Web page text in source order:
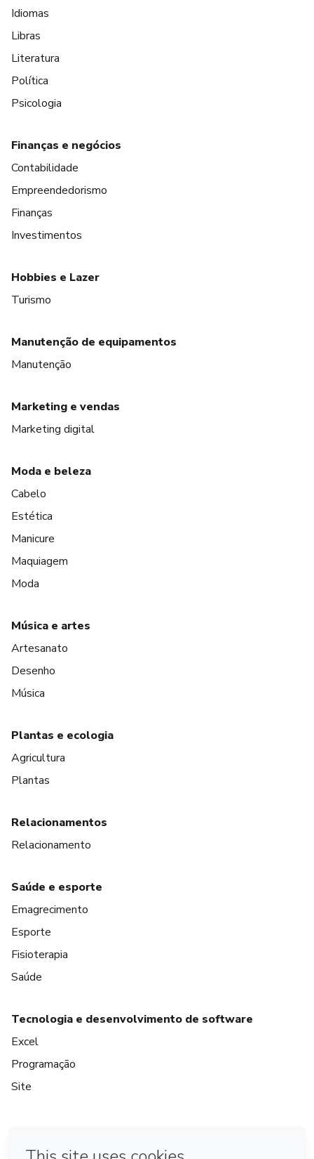
Idiomas
Libras
Literatura
Política
Psicologia
Finanças e negócios
Contabilidade
Empreendedorismo
Finanças
Investimentos
Hobbies e Lazer
Turismo
Manutenção de equipamentos
Manutenção
Marketing e vendas
Marketing digital
Moda e beleza
Cabelo
Estética
Manicure
Maquiagem
Moda
Música e artes
Artesanato
Desenho
Música
Plantas e ecologia
Agricultura
Plantas
Relacionamentos
Relacionamento
Saúde e esporte
Emagrecimento
Esporte
Fisioterapia
Saúde
Tecnologia e desenvolvimento de software
Excel
Programação
Site